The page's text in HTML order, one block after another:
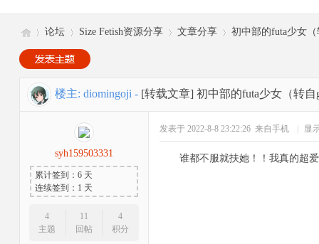
巨»
论坛
›
Size Fetish资源分享
›
文章分享
›
初中部的futa少女（
楼主: diomingoji - [转载文章] 初中部的futa少女（转自
syh159503331
累计签到：6 天
连续签到：1 天
4
主题
11
回帖
4
积分
发表于 2022-8-8 23:22:26 来自手机 显
谁都不服就扶她！！我真的超爱